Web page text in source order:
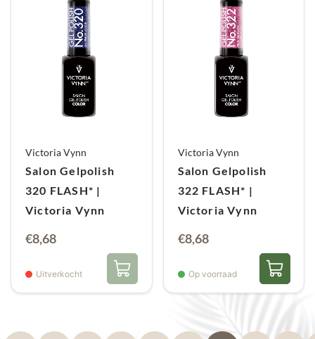
Victoria Vynn
Salon Gelpolish
320 FLASH* |
Victoria Vynn
€8,68
Uitverkocht
Victoria Vynn
Salon Gelpolish
322 FLASH* |
Victoria Vynn
€8,68
Op voorraad